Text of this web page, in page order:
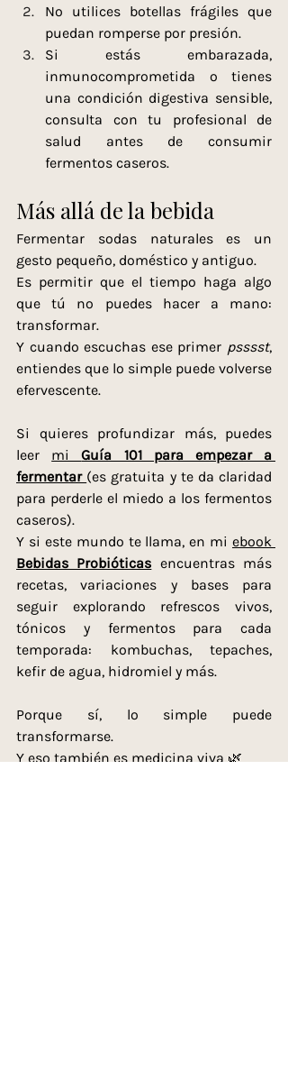
No utilices botellas frágiles que
puedan romperse por presión.
Si
estás embarazada,
inmunocomprometida o tienes
una condición digestiva sensible,
consulta con tu profesional de
salud antes de consumir
fermentos caseros.
Más allá de la bebida
Fermentar sodas naturales es un
gesto pequeño, doméstico y antiguo.
Es permitir que el tiempo haga algo
que tú no puedes hacer a mano:
transformar.
Y cuando escuchas ese primer psssst,
entiendes que lo simple puede volverse
efervescente.
Si quieres profundizar más, puedes
leer mi Guía 101 para empezar a
fermentar (es gratuita y te da claridad
para perderle el miedo a los fermentos
caseros).
Y si este mundo te llama, en mi
Bebidas Probióticas encuentras más
recetas, variaciones y bases para
seguir explorando refrescos vivos,
tónicos y fermentos para cada
temporada: kombuchas, tepaches,
kefir de agua, hidromiel y más.
Porque sí, lo simple puede
transformarse.
Y eso también es medicina viva 🌿